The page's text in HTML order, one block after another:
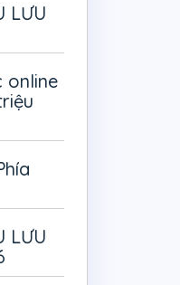
LƯU
online
LƯU